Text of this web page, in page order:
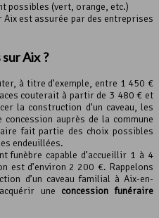
possibles (vert, orange, etc.)
est assurée par des entreprises
Aix ?
à titre d’exemple, entre 1 450 €
couterait à partir de 3 480 € et
la construction d’un caveau, les
auprès de la commune
fait partie des choix possibles
endeuillées.
funèbre capable d’accueillir 1 à 4
est d’environ 2 200 €. Rappelons
d’un caveau familial à Aix-en-
une concession funéraire